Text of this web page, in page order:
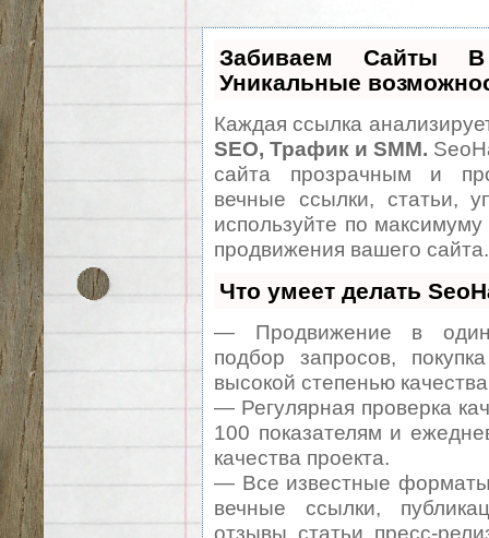
Забиваем Сайты
Уникальные
Каждая ссылка
SEO, Трафик и SMM.
сайта прозрачным и
вечные ссылки, статьи,
используйте по
продвижения вашего сайта.
Что умеет делать
— Продвижение в один
подбор запросов,
высокой степенью
— Регулярная проверка
100 показателям и
качества проекта.
— Все известные
вечные ссылки,
отзывы, статьи, пресс-